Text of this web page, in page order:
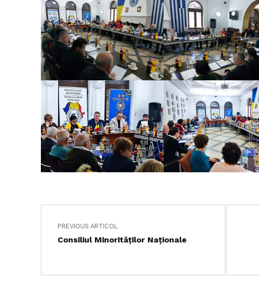
Skip back to main navigation
Navigare în articole
PREVIOUS ARTICOL
Consiliul Minorităţilor Naţionale